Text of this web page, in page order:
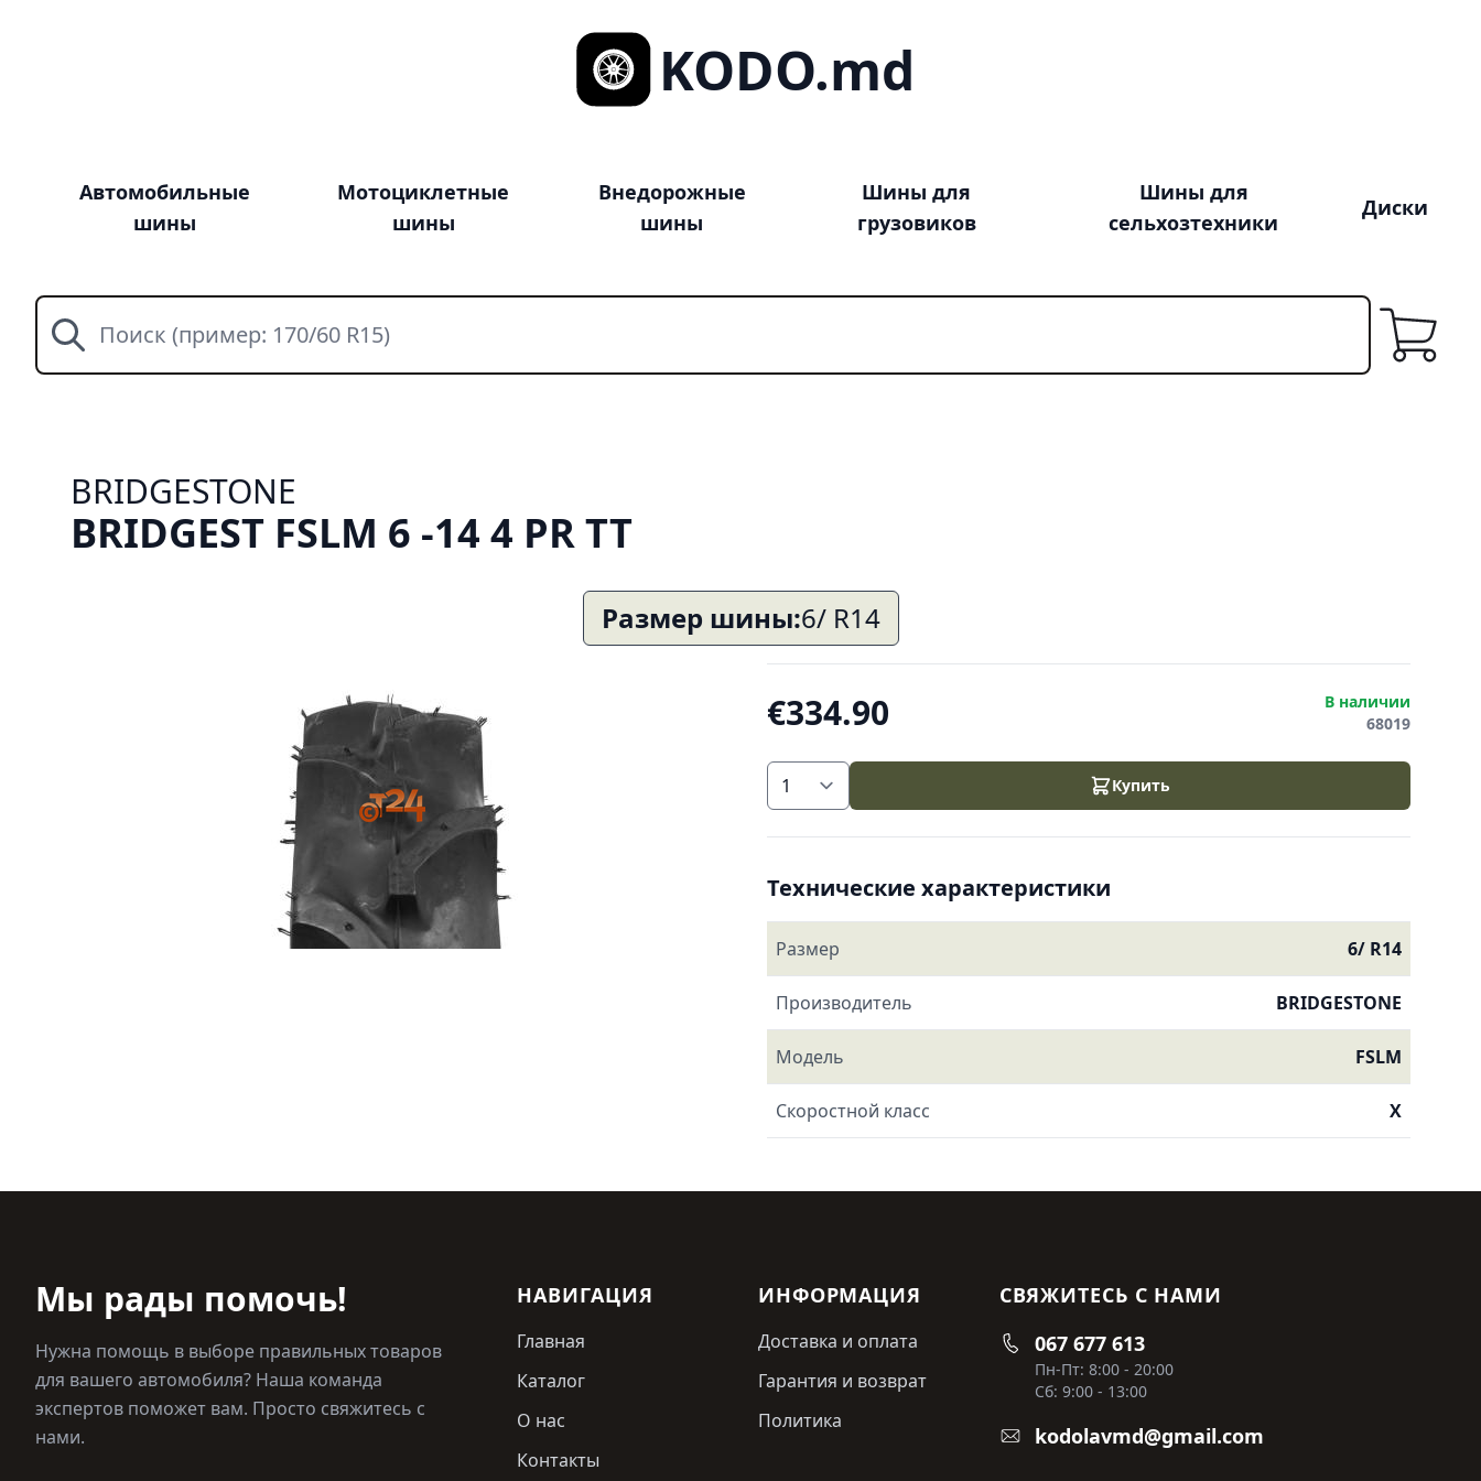
KODO.md
Автомобильные
шины
Мотоциклетные
шины
Внедорожные
шины
Шины для
грузовиков
Шины для
сельхозтехники
Диски
Поиск
Корзина
BRIDGESTONE
BRIDGEST FSLM 6 -14 4 PR TT
Размер шины:6/ R14
€334.90
В наличии
68019
Купить
Технические характеристики
Размер 6/ R14
Производитель BRIDGESTONE
Модель FSLM
Скоростной класс X
Мы рады помочь!
Нужна помощь в выборе правильных товаров
для вашего автомобиля? Наша команда
экспертов поможет вам. Просто свяжитесь с
нами.
НАВИГАЦИЯ
Главная
Каталог
О нас
Контакты
ИНФОРМАЦИЯ
Доставка и оплата
Гарантия и возврат
Политика
СВЯЖИТЕСЬ С НАМИ
067 677 613
Пн-Пт: 8:00 - 20:00
Сб: 9:00 - 13:00
kodolavmd@gmail.com